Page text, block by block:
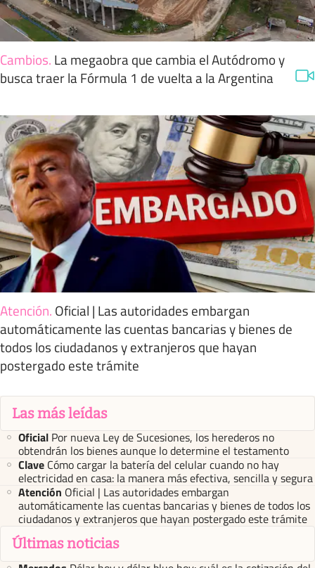
Cambios. La megaobra que cambia el Autódromo y
busca traer la Fórmula 1 de vuelta a la Argentina
Atención. Oficial | Las autoridades embargan
automáticamente las cuentas bancarias y bienes de
todos los ciudadanos y extranjeros que hayan
postergado este trámite
Las más leídas
Oficial Por nueva Ley de Sucesiones, los herederos no
obtendrán los bienes aunque lo determine el testamento
Clave Cómo cargar la batería del celular cuando no hay
electricidad en casa: la manera más efectiva, sencilla y segura
Atención Oficial | Las autoridades embargan
automáticamente las cuentas bancarias y bienes de todos los
ciudadanos y extranjeros que hayan postergado este trámite
Últimas noticias